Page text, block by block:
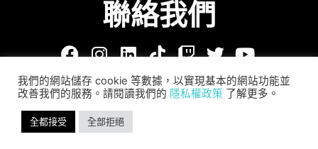
聯絡我們
我們的網站儲存 cookie 等數據，以實現基本的網站功能並
改善我們的服務。請閱讀我們的 隱私權政策 了解更多。
全都接受 全部拒絕